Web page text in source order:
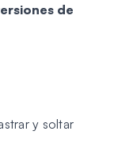
de
y soltar